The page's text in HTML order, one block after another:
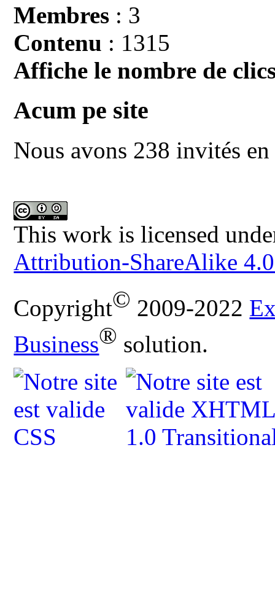
Membres : 3
Contenu : 1315
Affiche le nombre de
Acum pe site
Nous avons 238 invités
This work is licensed
Attribution-ShareAlike
Copyright© 2009-2022
Business® solution.